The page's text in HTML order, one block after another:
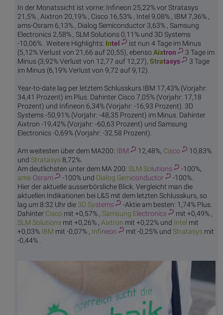
In der Monatssicht ist vorne: Infineon 25,22% vor Stratasys
21,5% , Aixtron 20,19% , Cisco 16,53% , Intel 9,08% , IBM 7,36% ,
ams-Osram 6,13% , Dialog Semiconductor 3,63% , Samsung
Electronics 2,58% , SLM Solutions 0,11% und 3D Systems
-10,06% . Weitere Highlights: Intel
ist nun 4 Tage im Minus
(5,12% Verlust von 21,66 auf 20,55), ebensoAixtron
3 Tage im
Minus (3,92% Verlust von 12,77 auf 12,27), Stratasys
3 Tage
im Minus (6,19% Verlust von 9,72 auf 9,12).
Year-to-date lag per letztem Schlusskurs IBM 17,43% (Vorjahr:
34,41 Prozent) im Plus. Dahinter Cisco 7,05% (Vorjahr: 17,18
Prozent) und Infineon 6,34% (Vorjahr: -16,93 Prozent). 3D
Systems -50,91% (Vorjahr: -48,35 Prozent) im Minus. Dahinter
Aixtron -19,42% (Vorjahr: -60,63 Prozent) und Samsung
Electronics -0,69% (Vorjahr: -32,58 Prozent).
Am weitesten über dem MA200: IBM 12,48%, Cisco
10,83%
und Stratasys8,72%.
Am deutlichsten unter dem MA 200: SLM Solutions
-100%,
ams-Osram -100% und Dialog Semiconductor
-100%.
Hier der aktuelle ausserbörsliche Blick. Vergleicht man die
aktuellen Indikationen bei L&S mit dem letzten Schlusskurs, so
lag um 8:32 Uhr die3D Systems
-Aktie am besten: 1,74% Plus.
Dahinter Cisco mit +0,57% , Samsung Electronics
mit +0,49% ,
SLM Solutions mit +0,26% , Aixtron mit +0,22% und Intel mit
+0,03% IBM mit -0,07% , Infineon mit -0,25% und Stratasys mit
-0,44% .